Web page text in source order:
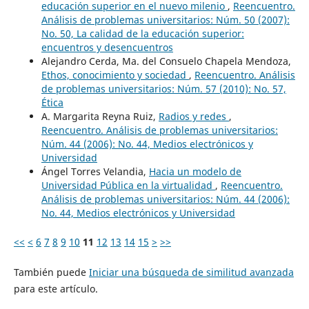
educación superior en el nuevo milenio , Reencuentro.
Análisis de problemas universitarios: Núm. 50 (2007):
No. 50, La calidad de la educación superior:
encuentros y desencuentros
Alejandro Cerda, Ma. del Consuelo Chapela Mendoza,
Ethos, conocimiento y sociedad , Reencuentro. Análisis
de problemas universitarios: Núm. 57 (2010): No. 57,
Ética
A. Margarita Reyna Ruiz, Radios y redes ,
Reencuentro. Análisis de problemas universitarios:
Núm. 44 (2006): No. 44, Medios electrónicos y
Universidad
Ángel Torres Velandia, Hacia un modelo de
Universidad Pública en la virtualidad , Reencuentro.
Análisis de problemas universitarios: Núm. 44 (2006):
No. 44, Medios electrónicos y Universidad
<< < 6 7 8 9 10 11 12 13 14 15 > >>
También puede Iniciar una búsqueda de similitud avanzada
para este artículo.